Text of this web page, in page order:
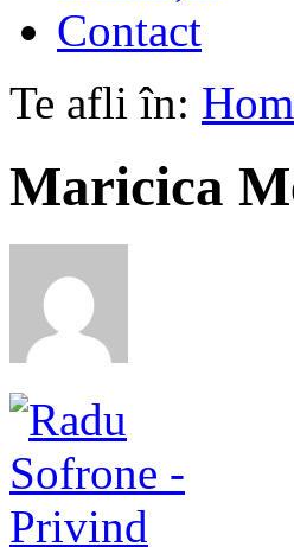
Contact
Te afli în:
Maricica